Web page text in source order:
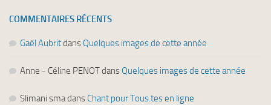
COMMENTAIRES RÉCENTS
Gaël Aubritdans Quelques images de cette année
Anne - Céline PENOTdans Quelques images de cette année
Slimani smadans Chant pour Tous.tes en ligne